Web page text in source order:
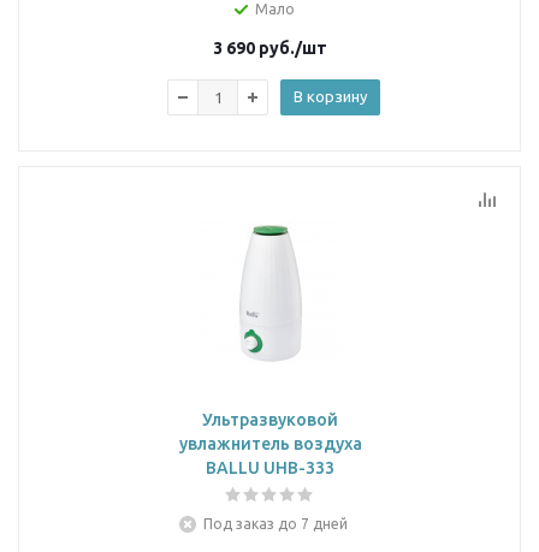
Мало
3 690 руб./шт
В корзину
Ультразвуковой
увлажнитель воздуха
BALLU UHB-333
Под заказ до 7 дней